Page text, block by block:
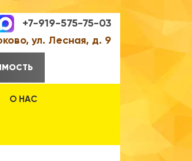
+7-919-575-75-03
ул. Лесная, д. 9
О НАС